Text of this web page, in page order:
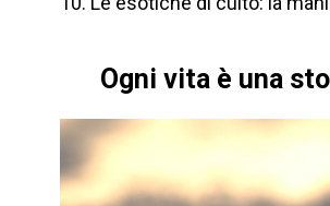
Ogni vita è una